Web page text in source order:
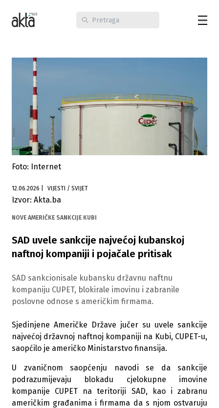
Foto: Internet
12.06.2026 VIJESTI / SVIJET
Izvor: Akta.ba
NOVE AMERIČKE SANKCIJE KUBI
SAD uvele sankcije najvećoj kubanskoj
naftnoj kompaniji i pojačale pritisak
SAD sankcionisale kubansku državnu naftnu
kompaniju CUPET, blokirale imovinu i zabranile
poslovne odnose s američkim firmama.
Sjedinjene Američke Države jučer su uvele sankcije
najvećoj državnoj naftnoj kompaniji na Kubi, CUPET-u,
saopćilo je američko Ministarstvo finansija.
U zvaničnom saopćenju navodi se da sankcije
podrazumijevaju blokadu cjelokupne imovine
kompanije CUPET na teritoriji SAD, kao i zabranu
američkim građanima i firmama da s njom ostvaruju